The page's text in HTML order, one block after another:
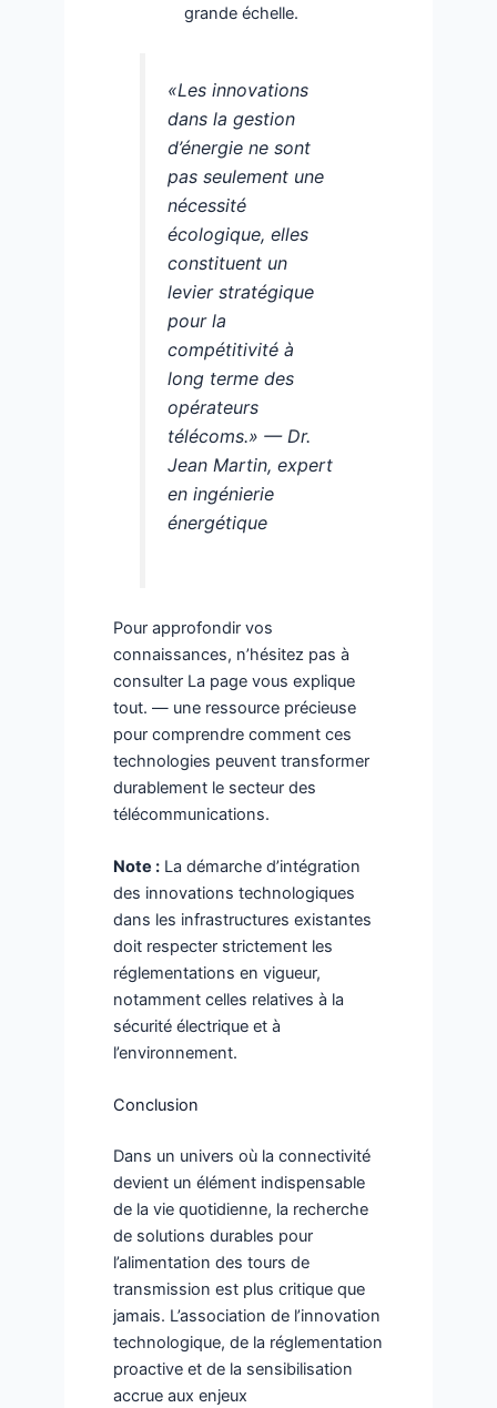
grande échelle.
«Les innovations
dans la gestion
d’énergie ne sont
pas seulement une
nécessité
écologique, elles
constituent un
levier stratégique
pour la
compétitivité à
long terme des
opérateurs
télécoms.» — Dr.
Jean Martin, expert
en ingénierie
énergétique
Pour approfondir vos
connaissances, n’hésitez pas à
consulter La page vous explique
tout. — une ressource précieuse
pour comprendre comment ces
technologies peuvent transformer
durablement le secteur des
télécommunications.
Note : La démarche d’intégration
des innovations technologiques
dans les infrastructures existantes
doit respecter strictement les
réglementations en vigueur,
notamment celles relatives à la
sécurité électrique et à
l’environnement.
Conclusion
Dans un univers où la connectivité
devient un élément indispensable
de la vie quotidienne, la recherche
de solutions durables pour
l’alimentation des tours de
transmission est plus critique que
jamais. L’association de l’innovation
technologique, de la réglementation
proactive et de la sensibilisation
accrue aux enjeux